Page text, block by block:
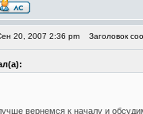
20, 2007 2:36 pm Заголовок
вернемся к началу и